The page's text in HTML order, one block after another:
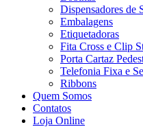
Dispensadores de
Embalagens
Etiquetadoras
Fita Cross e Clip
Porta Cartaz
Telefonia Fixa e
Ribbons
Quem Somos
Contatos
Loja Online